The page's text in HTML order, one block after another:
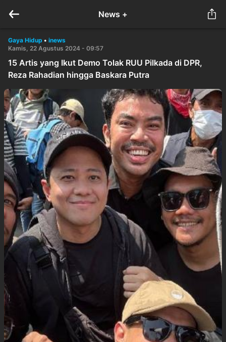
News +
Gaya Hidup • inews
Kamis, 22 Agustus 2024 - 09:57
15 Artis yang Ikut Demo Tolak RUU Pilkada di DPR,
Reza Rahadian hingga Baskara Putra